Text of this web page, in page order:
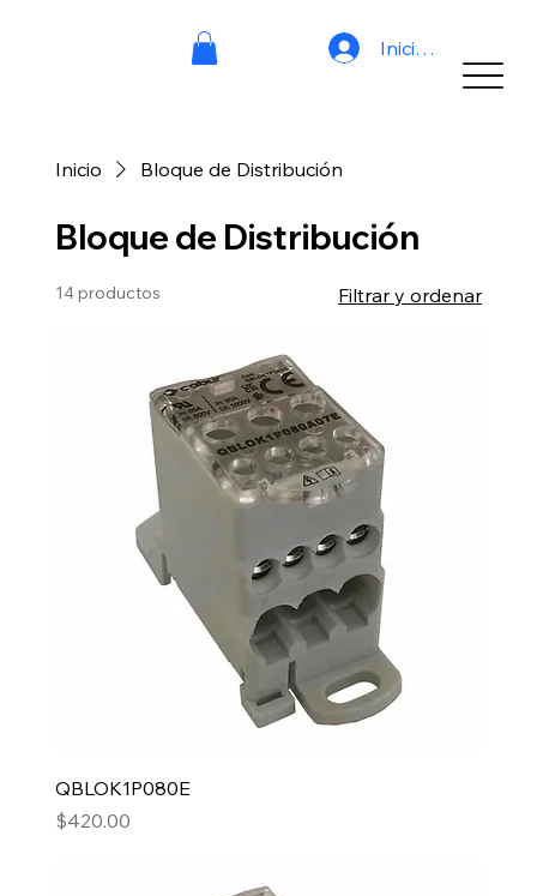
Iniciar sesión
Inicio Bloque de Distribución
Bloque de Distribución
14 productos Filtrar y ordenar
QBLOK1P080E
Precio
$420.00